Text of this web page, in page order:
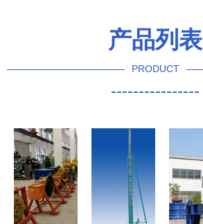
产品列表
PRODUCT
----------------